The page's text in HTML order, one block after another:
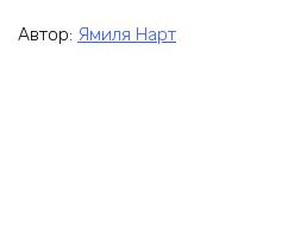
Автор: Ямиля Нарт